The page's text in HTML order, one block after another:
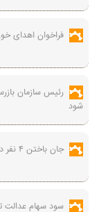
فراخوان اهدای
رئیس سازمان
شود
جان باختن ۴ نفر در سانحه رانندگی محور مراغه - هشترود
سود سهام عدالت